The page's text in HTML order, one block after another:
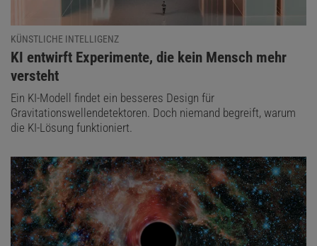
KÜNSTLICHE INTELLIGENZ
:
KI entwirft Experimente, die kein Mensch mehr
versteht
Ein KI-Modell findet ein besseres Design für
Gravitationswellendetektoren. Doch niemand begreift, warum
die KI-Lösung funktioniert.